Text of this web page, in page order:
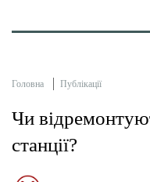
Головна Публікації
Чи
станції?